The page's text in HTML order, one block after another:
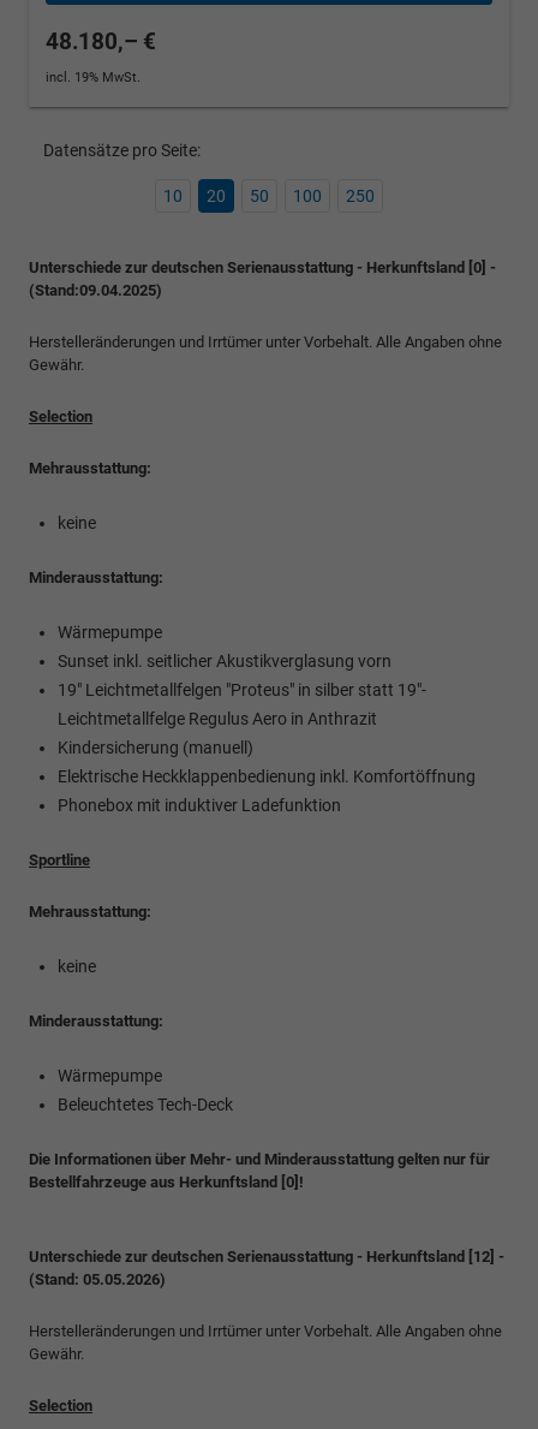
48.180,– €
incl. 19% MwSt.
Datensätze pro Seite:
10 20 50 100 250
Unterschiede zur deutschen Serienausstattung - Herkunftsland [0] -
(Stand:09.04.2025)
Herstelleränderungen und Irrtümer unter Vorbehalt. Alle Angaben ohne
Gewähr.
Selection
Mehrausstattung:
keine
Minderausstattung:
Wärmepumpe
Sunset inkl. seitlicher Akustikverglasung vorn
19" Leichtmetallfelgen "Proteus" in silber statt 19"-
Leichtmetallfelge Regulus Aero in Anthrazit
Kindersicherung (manuell)
Elektrische Heckklappenbedienung inkl. Komfortöffnung
Phonebox mit induktiver Ladefunktion
Sportline
Mehrausstattung:
keine
Minderausstattung:
Wärmepumpe
Beleuchtetes Tech-Deck
Die Informationen über Mehr- und Minderausstattung gelten nur für
Bestellfahrzeuge aus Herkunftsland [0]!
Unterschiede zur deutschen Serienausstattung - Herkunftsland [12] -
(Stand: 05.05.2026)
Herstelleränderungen und Irrtümer unter Vorbehalt. Alle Angaben ohne
Gewähr.
Selection